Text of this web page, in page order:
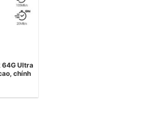
64G Ultra
chính